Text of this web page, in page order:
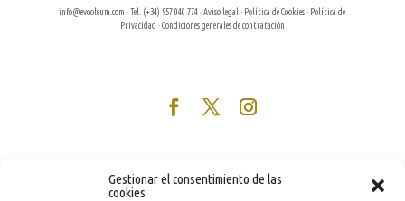
Gestionar el consentimiento de las
cookies
info@evooleum.com · Tel. (+34) 957 040 774 ·Aviso legal · Política de Cookies· Política de
Privacidad ·Condiciones generales de contratación